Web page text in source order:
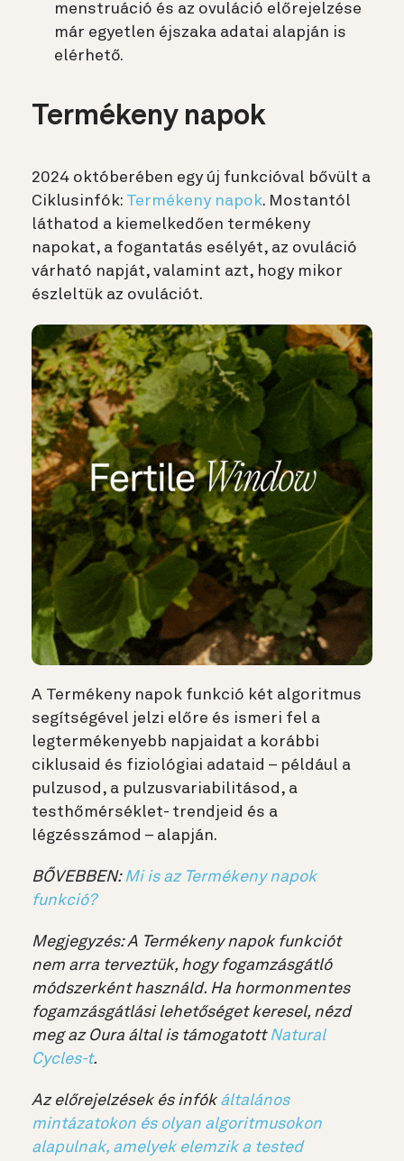
menstruáció és az ovuláció előrejelzése
már egyetlen éjszaka adatai alapján is
elérhető.
Termékeny napok
2024 októberében egy új funkcióval bővült a
Ciklusinfók: Termékeny napok. Mostantól
láthatod a kiemelkedően termékeny
napokat, a fogantatás esélyét, az ovuláció
várható napját, valamint azt, hogy mikor
észleltük az ovulációt.
A Termékeny napok funkció két algoritmus
segítségével jelzi előre és ismeri fel a
legtermékenyebb napjaidat a korábbi
ciklusaid és fiziológiai adataid – például a
pulzusod, a pulzusvariabilitásod, a
testhőmérséklet- trendjeid és a
légzésszámod – alapján.
BŐVEBBEN: Mi is az Termékeny napok
funkció?
Megjegyzés: A Termékeny napok funkciót
nem arra terveztük, hogy fogamzásgátló
módszerként használd. Ha hormonmentes
fogamzásgátlási lehetőséget keresel, nézd
meg az Oura által is támogatott Natural
Cycles-t.
Az előrejelzések és infók általános
mintázatokon és olyan algoritmusokon
alapulnak, amelyek elemzik a tested